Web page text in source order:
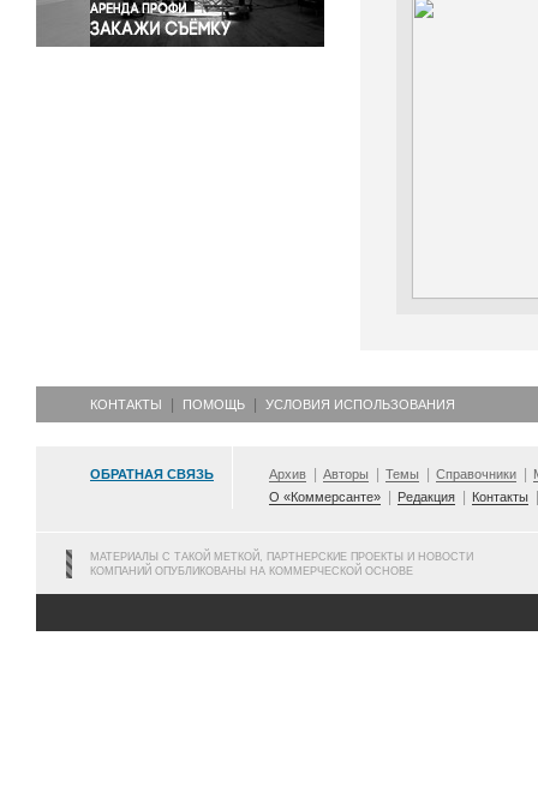
КОНТАКТЫ ПОМОЩЬ УСЛОВИЯ ИСПОЛЬЗОВАНИЯ
ОБРАТНАЯ СВЯЗЬ Архив Авторы Темы Справочники
О «Коммерсанте»
Редакция Контакты
МАТЕРИАЛЫ С ТАКОЙ МЕТКОЙ, ПАРТНЕРСКИЕ ПРОЕКТЫ И НОВОСТИ
КОМПАНИЙ ОПУБЛИКОВАНЫ НА КОММЕРЧЕСКОЙ ОСНОВЕ